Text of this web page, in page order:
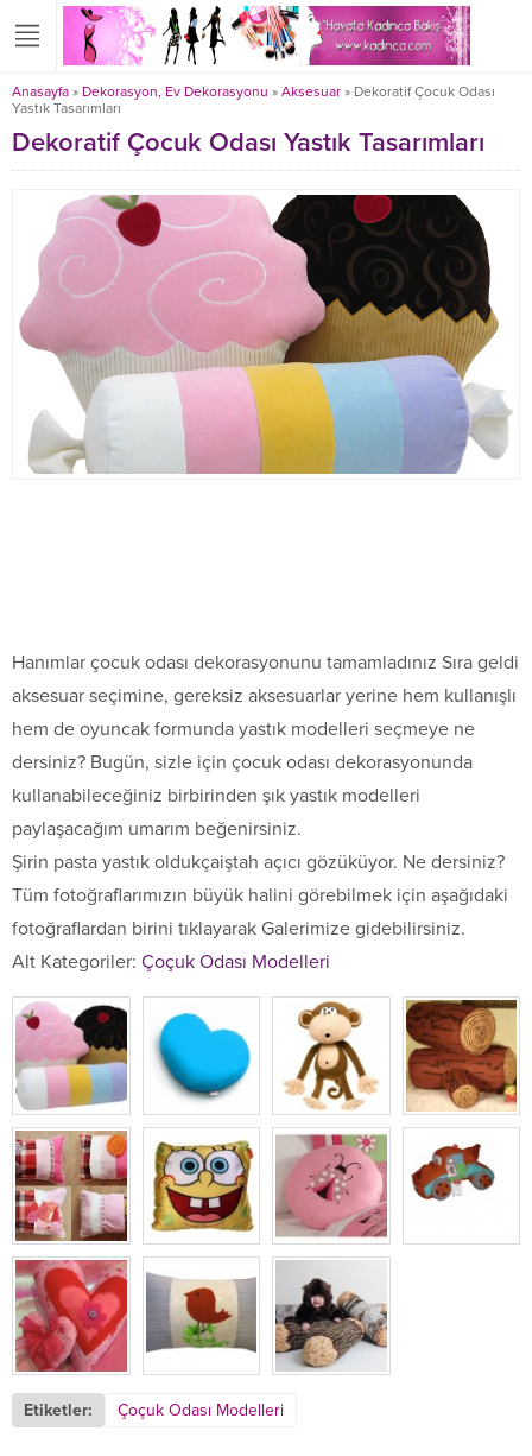
Anasayfa » Dekorasyon, Ev Dekorasyonu » Aksesuar » Dekoratif Çocuk Odası
Yastık Tasarımları
Dekoratif Çocuk Odası Yastık Tasarımları
Hanımlar çocuk odası dekorasyonunu tamamladınız Sıra geldi
aksesuar seçimine, gereksiz aksesuarlar yerine hem kullanışlı
hem de oyuncak formunda yastık modelleri seçmeye ne
dersiniz? Bugün, sizle için çocuk odası dekorasyonunda
kullanabileceğiniz birbirinden şık yastık modelleri
paylaşacağım umarım beğenirsiniz.
Şirin pasta yastık oldukçaiştah açıcı gözüküyor. Ne dersiniz?
Tüm fotoğraflarımızın büyük halini görebilmek için aşağıdaki
fotoğraflardan birini tıklayarak Galerimize gidebilirsiniz.
Alt Kategoriler: Çoçuk Odası Modelleri
Etiketler: Çoçuk Odası Modelleri